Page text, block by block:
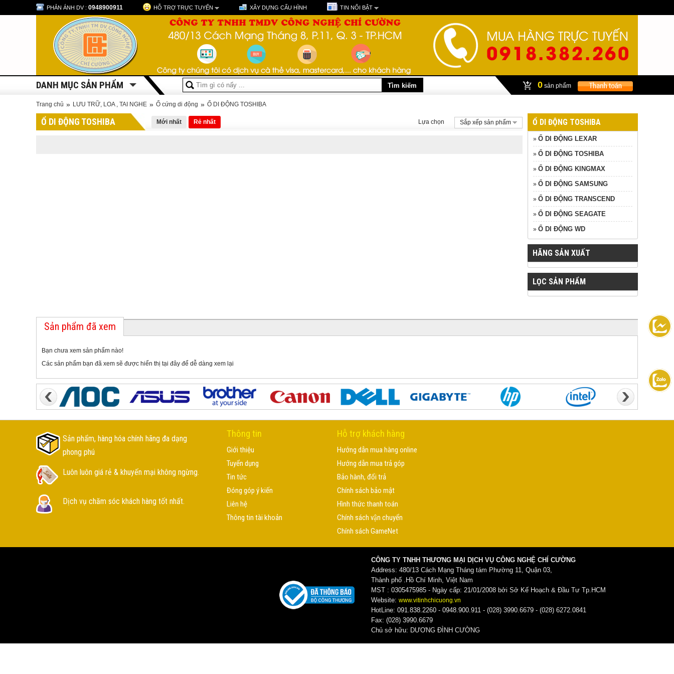
PHẢN ÁNH DV : 0948900911 HỖ TRỢ TRỰC TUYẾN XÂY DỰNG CẤU HÌNH TIN NỔI BẬT
DANH MỤC SẢN PHẨM 0 sản phẩm
Trang chủ » LƯU TRỮ, LOA , TAI NGHE » Ổ cứng di động » Ổ DI ĐỘNG TOSHIBA
Ổ DI ĐỘNG TOSHIBA Mới nhất Rẻ nhất Sắp xếp sản phẩm
Lựa chọn Ổ DI ĐỘNG TOSHIBA
» Ổ DI ĐỘNG LEXAR
» Ổ DI ĐỘNG TOSHIBA
» Ổ DI ĐỘNG KINGMAX
» Ổ DI ĐỘNG SAMSUNG
» Ổ DI ĐỘNG TRANSCEND
» Ổ DI ĐỘNG SEAGATE
» Ổ DI ĐỘNG WD
HÃNG SẢN XUẤT
LỌC SẢN PHẨM
Sản phẩm đã xem
Bạn chưa xem sản phẩm nào!
Các sản phẩm bạn đã xem sẽ được hiển thị tại đây để dễ dàng xem lại
Sản phẩm, hàng hóa chính hãng đa dạng
phong phú
Luôn luôn giá rẻ & khuyến mại không ngừng.
Dịch vụ chăm sóc khách hàng tốt nhất.
Thông tin
Giới thiệu
Tuyển dụng
Tin tức
Đóng góp ý kiến
Liên hệ
Thông tin tài khoản
Hỗ trợ khách hàng
Hướng dẫn mua hàng online
Hướng dẫn mua trả góp
Bảo hành, đổi trả
Chính sách bảo mật
Hình thức thanh toán
Chính sách vận chuyển
Chính sách GameNet
CÔNG TY TNHH THƯƠNG MẠI DỊCH VỤ CÔNG NGHỆ CHÍ CƯỜNG
Address: 480/13 Cách Mạng Tháng tám Phường 11, Quận 03,
Thành phố .Hồ Chí Minh, Việt Nam
MST : 0305475985 - Ngày cấp: 21/01/2008 bởi Sở Kế Hoạch & Đầu Tư Tp.HCM
Website: www.vitinhchicuong.vn
HotLine: 091.838.2260 - 0948.900.911 - (028) 3990.6679 - (028) 6272.0841
Fax: (028) 3990.6679
Chủ sở hữu: DƯƠNG ĐÌNH CƯỜNG